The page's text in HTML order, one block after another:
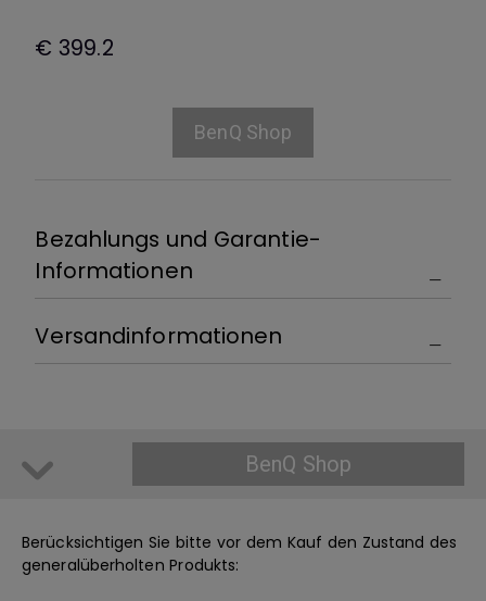
€ 399.2
BenQ Shop
Bezahlungs und Garantie-
Informationen
Versandinformationen
BenQ Shop
Berücksichtigen Sie bitte vor dem Kauf den Zustand des
generalüberholten Produkts: